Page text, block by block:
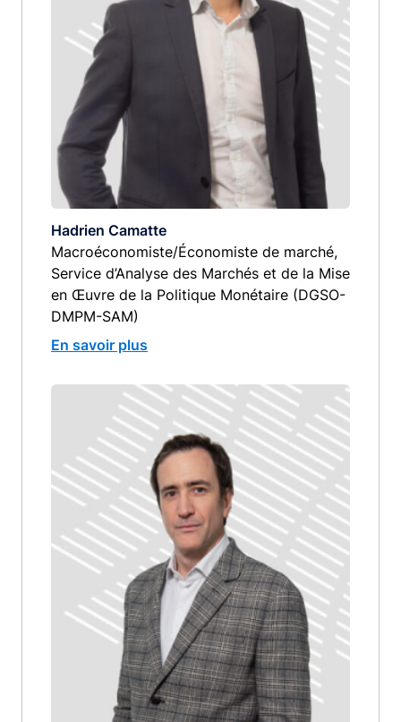
Hadrien Camatte
Macroéconomiste/Économiste de marché,
Service d’Analyse des Marchés et de la Mise
en Œuvre de la Politique Monétaire (DGSO-
DMPM-SAM)
En savoir plus
image